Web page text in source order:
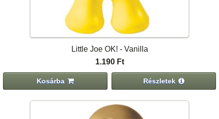
Little Joe OK! - Vanilla
1.190 Ft
Kosárba Részletek